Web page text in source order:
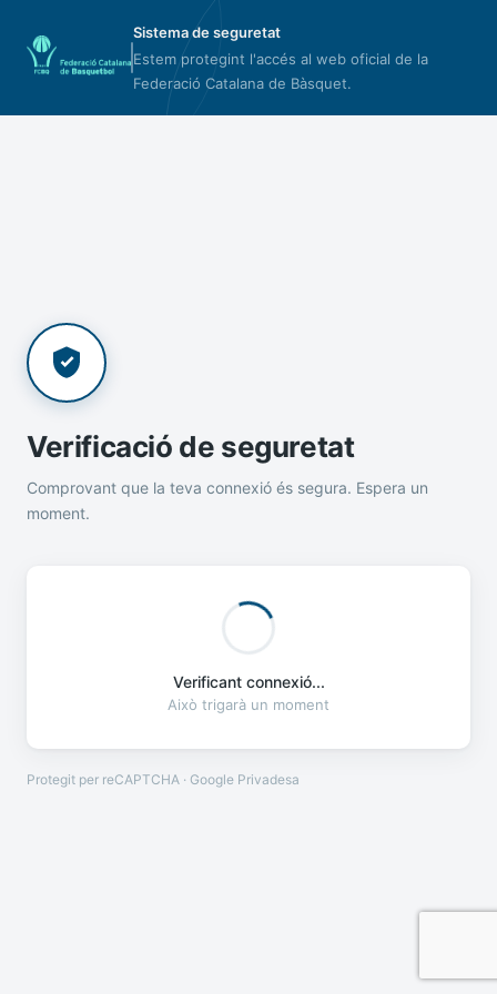
Sistema de seguretat
Estem protegint l'accés al web oficial de la
Federació Catalana de Bàsquet.
Verificació de seguretat
Comprovant que la teva connexió és segura. Espera un
moment.
Verificant connexió...
Això trigarà un moment
Protegit per reCAPTCHA · Google Privadesa